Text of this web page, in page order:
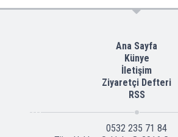
Ana Sayfa
Künye
İletişim
Ziyaretçi Defteri
RSS
0532 235 71 84